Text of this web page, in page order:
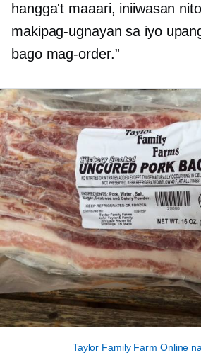
hangga't maaari, iniiwasan
makipag-ugnayan sa iyo
bago mag-order.”
Taylor Family Farm Online